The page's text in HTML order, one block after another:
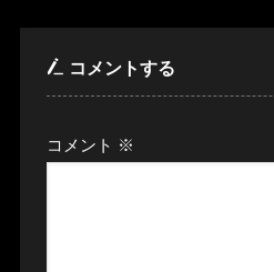
コメントする
コメント ※